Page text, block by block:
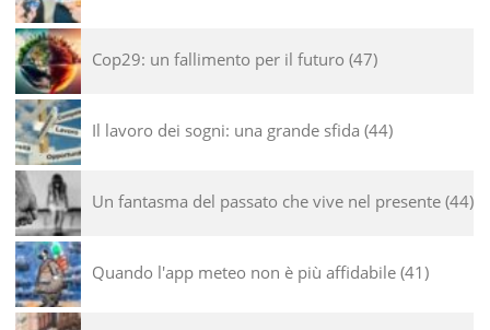
Cop29: un fallimento per il futuro 47
Il lavoro dei sogni: una grande sfida 44
Un fantasma del passato che vive nel presente 44
Quando l'app meteo non è più affidabile 41